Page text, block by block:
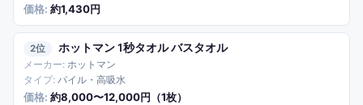
約1,430円
2 ホットマン 1秒タオル バスタオル
ホットマン
パイル・高吸水
約8,000〜12,000円（1枚）